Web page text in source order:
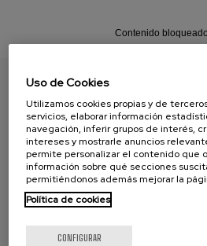
Contenido
Cookies
CONFIGURACIÃ³N DE
ENCUENTRA TU
Uso de Cookies
Utilizamos cookies propias y de
servicios, elaborar información
navegación, inferir grupos de interés,
intereses y mostrarle anuncios
permite personalizar el contenido que
información sobre qué secciones
permitiéndonos además mejorar la
Política de cookies
CONFIGURAR